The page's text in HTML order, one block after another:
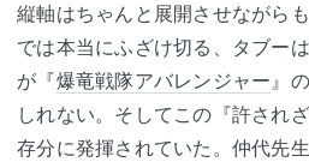
縦軸はちゃんと展開させながら
では本当にふざけ切る、タブー
が『爆竜戦隊アバレンジャー』
しれない。そしてこの『許され
存分に発揮されていた。仲代先